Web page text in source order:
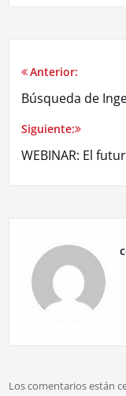
Anterior:
Búsqueda de
Siguiente:
WEBINAR: El
Los comentarios están